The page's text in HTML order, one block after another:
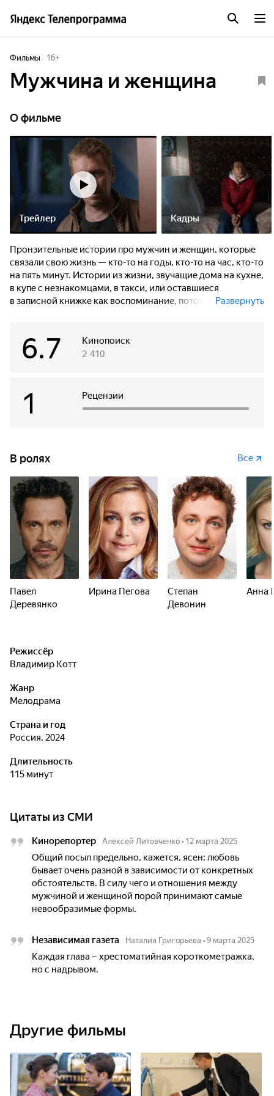
Фильмы 16+
Мужчина и женщина
О фильме
Трейлер Кадры
Пронзительные истории про мужчин и женщин, которые
связали свою жизнь — кто-то на годы, кто-то на час, кто-то
на пять минут. Истории из жизни, звучащие дома на кухне,
в купе с незнакомцами, в такси, или оставшиеся
в записной книжке как воспоминание, потому что если
в которых можно увидеть что-то знакомое.
или уходил.
Развернуть
Кинопоиск
6.7 2 410
Рецензии
1
В ролях Все
Павел
Деревянко
Ирина Пегова
Степан
Девонин
Анна
Режиссёр
Владимир Котт
Жанр
мелодрама
Страна и год
Россия, 2024
Длительность
115 минут
Цитаты из СМИ
Кинорепортер Алексей Литовченко • 12 марта 2025
Общий посыл предельно, кажется, ясен: любовь
бывает очень разной в зависимости от конкретных
обстоятельств. В силу чего и отношения между
мужчиной и женщиной порой принимают самые
невообразимые формы.
Независимая газета Наталия Григорьева • 9 марта 2025
Каждая глава – хрестоматийная короткометражка,
но с надрывом.
Другие фильмы